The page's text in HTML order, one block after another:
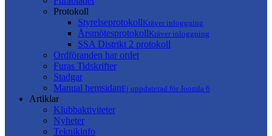
Protokoll
StyrelseprotokollKräver inloggning
ÅrsmötesprotokollKräver inloggning
SSA Distrikt 2 protokoll
Ordföranden har ordet
Furas Tidskrifter
Stadgar
Manual hemsidanEj uppdaterad för Joomla 6
Artiklar
Klubbaktiviteter
Nyheter
Teknikinfo